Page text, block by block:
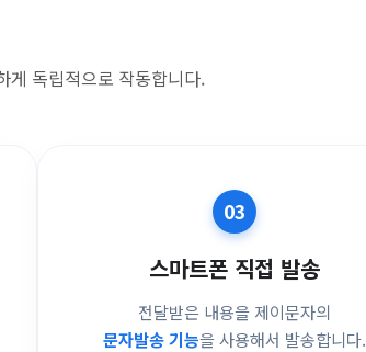
게 독립적으로 작동합니다.
03
스마트폰 직접 발송
전달받은 내용을 제이문자의
문자발송 기능을 사용해서 발송합니다.